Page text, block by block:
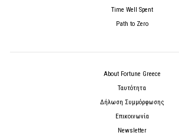
Time Well Spent
Path to Zero
About Fortune Greece
Ταυτότητα
Δήλωση Συμμόρφωσης
Επικοινωνία
Newsletter